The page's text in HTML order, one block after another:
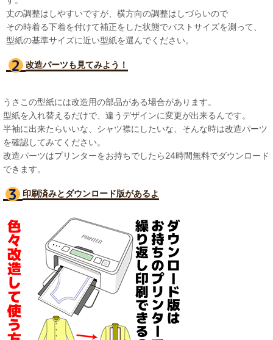
丈の調整はしやすいですが、横方向の調整はしづらいので
その時着る下着を付けて補正をした状態でバストサイズを測って、
型紙の基準サイズに近い型紙を選んでください。
改造パーツも見てみよう！
うさこの型紙には改造用の部品がある場合があります。
型紙を入れ替えるだけで、違うデザインに変更が出来るんです。
半袖に出来たらいいな、シャツ襟にしたいな、そんな時は改造パーツ
を確認してみてください。
改造パーツはプリンターをお持ちでしたら24時間無料でダウンロード
できます。
印刷済みとダウンロード版があるよ